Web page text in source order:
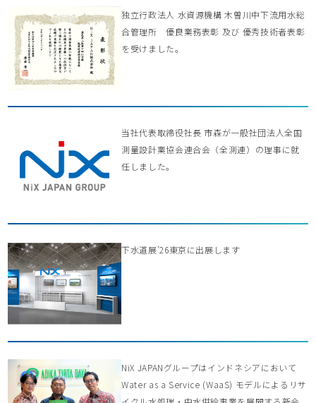
独立行政法人 水資源機構 木曽川中下流用水総
合管理所 優良業務表彰 及び 優秀技術者表彰
を受けました。
当社代表取締役社長 市森が一般社団法人全国
測量設計業協会連合会（全測連）の理事に就
任しました。
下水道展’26東京に出展します
NiX JAPANグループはインドネシアにおいて
Water as a Service (WaaS) モデルによるリサ